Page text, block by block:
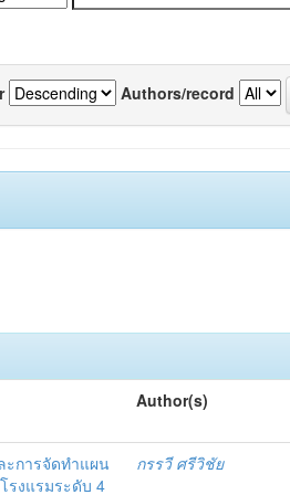
Authors/record
Author(s)
ะการจัดทำแผน
รงแรมระดับ 4
กรรวี ศรีวิชัย